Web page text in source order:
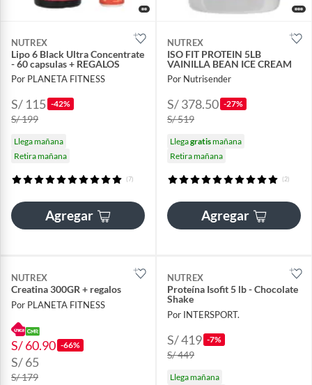
NUTREX
Lipo 6 Black Ultra Concentrate
- 60 capsulas + REGALOS
Por PLANETA FITNESS
S/ 115 -42%
S/ 199
Llega mañana
Retira mañana
(7)
Agregar
NUTREX
ISO FIT PROTEIN 5LB
VAINILLA BEAN ICE CREAM
Por Nutrisender
S/ 378.50 -27%
S/ 519
Llegagratismañana
Retira mañana
(2)
Agregar
NUTREX
Creatina 300GR + regalos
Por PLANETA FITNESS
S/ 60.90 -66%
S/ 65
S/ 179
NUTREX
Proteína Isofit 5 lb - Chocolate
Shake
Por INTERSPORT.
S/ 419 -7%
S/ 449
Llega mañana